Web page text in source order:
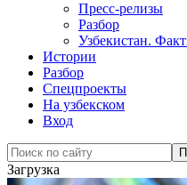
Пресс-релизы
Разбор
Узбекистан.
Истории
Разбор
Спецпроекты
На узбекском
Вход
Загрузка